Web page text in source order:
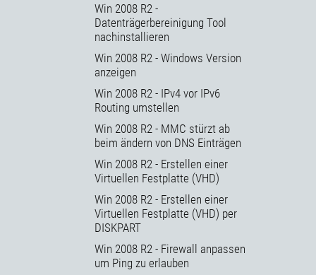
Win 2008 R2 -
Datenträgerbereinigung Tool
nachinstallieren
Win 2008 R2 - Windows Version
anzeigen
Win 2008 R2 - IPv4 vor IPv6
Routing umstellen
Win 2008 R2 - MMC stürzt ab
beim ändern von DNS Einträgen
Win 2008 R2 - Erstellen einer
Virtuellen Festplatte (VHD)
Win 2008 R2 - Erstellen einer
Virtuellen Festplatte (VHD) per
DISKPART
Win 2008 R2 - Firewall anpassen
um Ping zu erlauben